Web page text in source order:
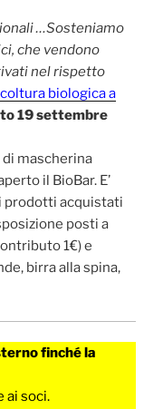
…Sosteniamo
che vendono
nel rispetto
biologica a
19 settembre
mascherina
il BioBar. E’
prodotti acquistati
posti a
1€) e
birra alla spina,
finché la
ai soci.